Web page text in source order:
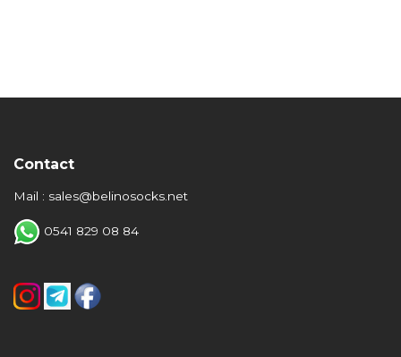
Contact
Mail : sales@belinosocks.net
0541 829 08 84